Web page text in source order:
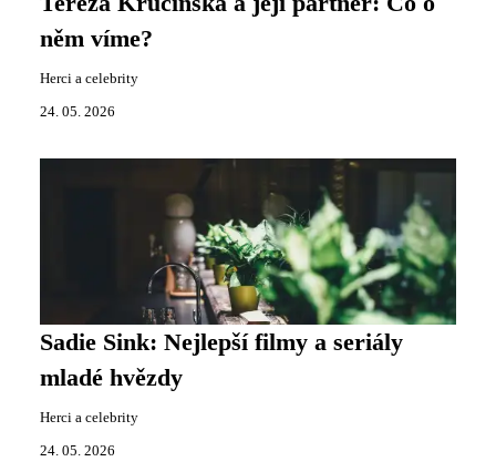
něm víme?
Herci a celebrity
24. 05. 2026
Sadie Sink: Nejlepší filmy a seriály
mladé hvězdy
Herci a celebrity
24. 05. 2026